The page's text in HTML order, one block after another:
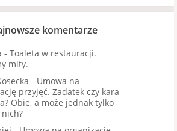
komentarze
- Toaleta w restauracji.
mity.
- Umowa na
przyjęć. Zadatek czy kara
Obie, a może jednak tylko